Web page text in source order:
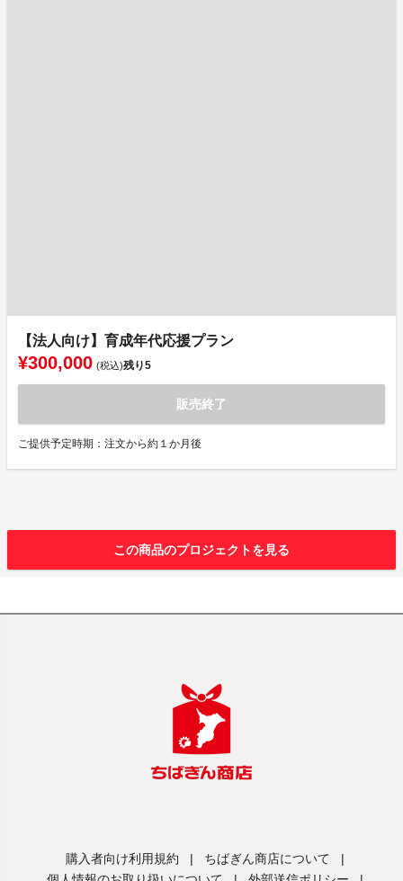
【法人向け】育成年代応援プラン
¥300,000 (税込)残り5
販売終了
ご提供予定時期：注文から約１か月後
この商品のプロジェクトを見る
購入者向け利用規約 | ちばぎん商店について
|